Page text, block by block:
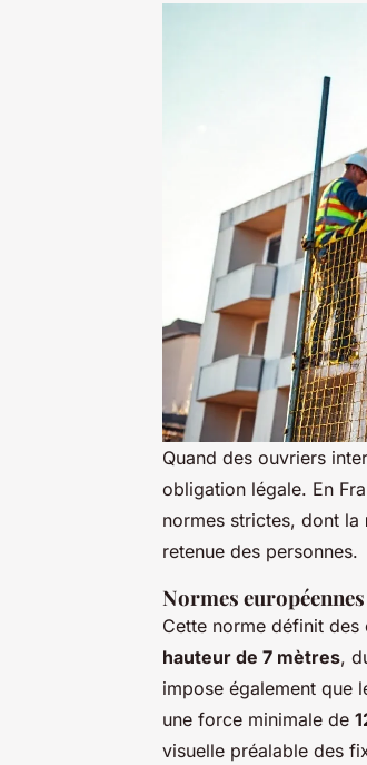
Quand des ouvriers
obligation légale. En
normes strictes, dont la
retenue des personnes.
Normes
Cette norme définit
hauteur de 7 mètres,
impose également que
une force minimale de
visuelle préalable des